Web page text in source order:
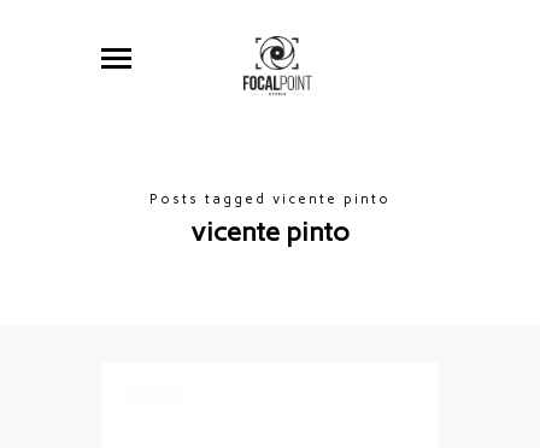
Posts tagged vicente pinto
vicente pinto